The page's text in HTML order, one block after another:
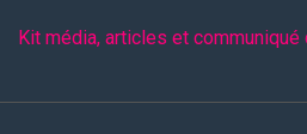
Kit média, articles et